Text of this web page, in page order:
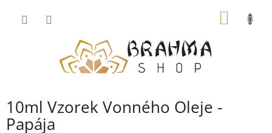
10ml Vzorek Vonného Oleje -
Papája